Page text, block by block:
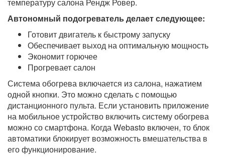
температуру салона Рендж Ровер.
Автономный подогреватель делает следующее:
Готовит двигатель к быстрому запуску
Обеспечивает выход на оптимальную мощность
Экономит горючее
Прогревает салон
Система обогрева включается из салона, нажатием
одной кнопки. Это можно сделать с помощью
дистанционного пульта. Если установить приложение
на мобильное устройство включить систему обогрева
можно со смартфона. Когда Webasto включен, то блок
автоматики блокирует возможность вмешательства в
его функционирование.